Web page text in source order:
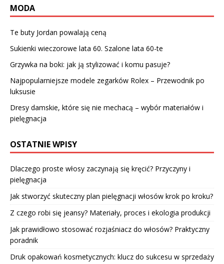
MODA
Te buty Jordan powalają ceną
Sukienki wieczorowe lata 60. Szalone lata 60-te
Grzywka na boki: jak ją stylizować i komu pasuje?
Najpopularniejsze modele zegarków Rolex – Przewodnik po
luksusie
Dresy damskie, które się nie mechacą – wybór materiałów i
pielęgnacja
OSTATNIE WPISY
Dlaczego proste włosy zaczynają się kręcić? Przyczyny i
pielęgnacja
Jak stworzyć skuteczny plan pielęgnacji włosów krok po kroku?
Z czego robi się jeansy? Materiały, proces i ekologia produkcji
Jak prawidłowo stosować rozjaśniacz do włosów? Praktyczny
poradnik
Druk opakowań kosmetycznych: klucz do sukcesu w sprzedaży